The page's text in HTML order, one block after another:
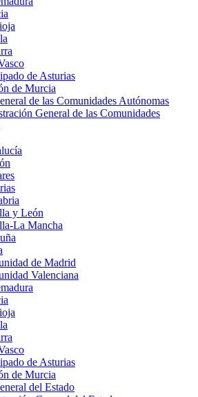
de Asturias
de Murcia
de las Comunidades Autónomas
General de las Comunidades
y León
La Mancha
de Madrid
Valenciana
de Asturias
de Murcia
del Estado